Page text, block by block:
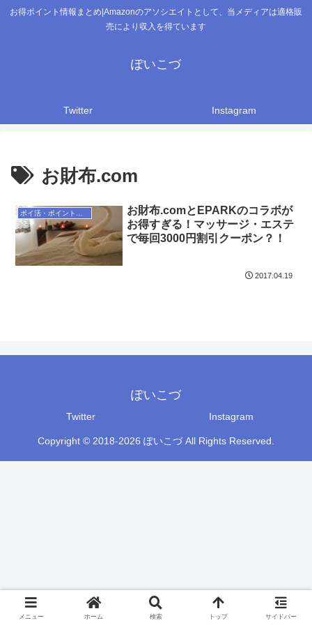
お得ポイント情報まとめ|Amazonのアソシエイトとして、当メディアは適格販
売により収入を得ています
ぽいこづ
Twitter Instagram
お財布.com
お財布.comとEPARKのコラボが
お得すぎる！マッサージ・エステ
で毎回3000円割引クーポン？！
2017.04.19
ぽいこづ
Twitter Instagram
Copyright © 2018-2026 ぽいこづ All Rights Reserved.
メニュー ホーム 検索 トップ サイドバー